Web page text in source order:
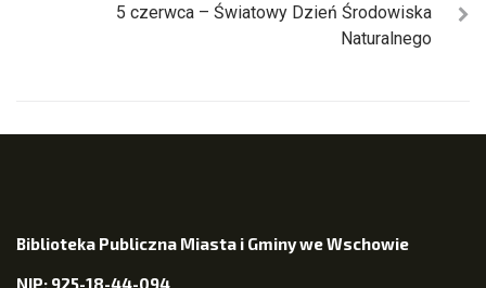
5 czerwca – Światowy Dzień Środowiska
Naturalnego
Biblioteka Publiczna Miasta i Gminy we Wschowie
NIP: 925-18-44-094